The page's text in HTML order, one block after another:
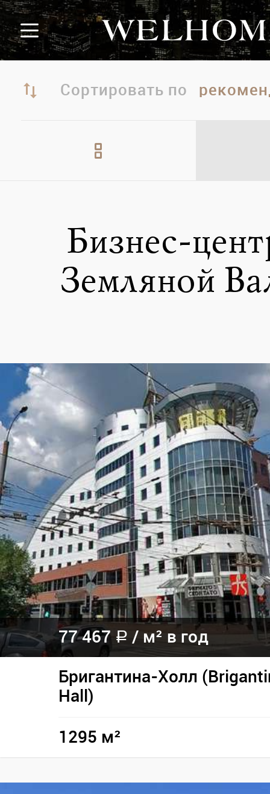
Сортировать по
Бизнес-
Земляной
77 467 a / м² в год
Бригантина-Холл
Hall)
1295 м²